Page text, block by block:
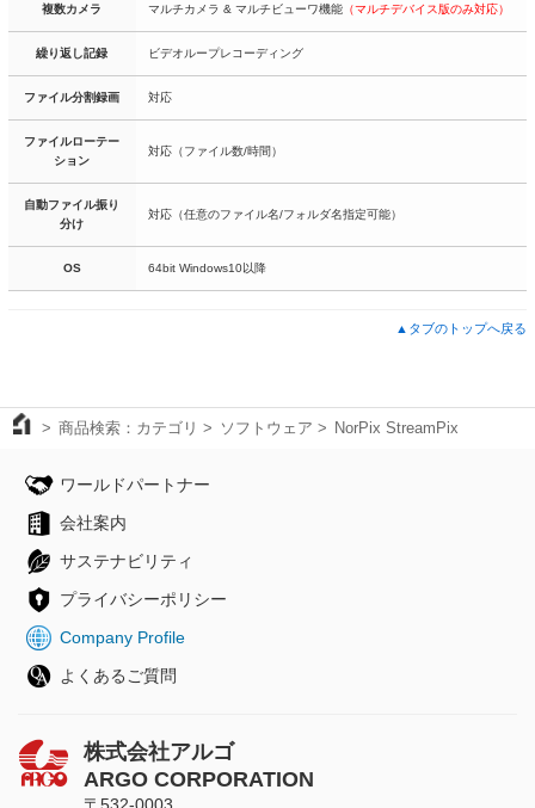
複数カメラ マルチカメラ & マルチビューワ機能（マルチデバイス版のみ対応）
繰り返し記録 ビデオループレコーディング
ファイル分割録画 対応
ファイルローテー
ション
対応（ファイル数/時間）
自動ファイル振り
分け
対応（任意のファイル名/フォルダ名指定可能）
OS 64bit Windows10以降
▲タブのトップへ戻る
商品検索：カテゴリ ソフトウェア NorPix StreamPix
ワールドパートナー
会社案内
サステナビリティ
プライバシーポリシー
Company Profile
よくあるご質問
株式会社アルゴ
ARGO CORPORATION
〒532-0003